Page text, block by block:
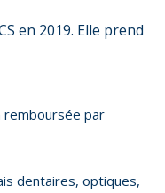
en 2019. Elle prend
remboursée par
dentaires, optiques,